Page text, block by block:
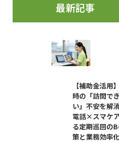
最新記事
【補助金活用
時の「訪問で
い」不安を解
電話×スマケ
る定期巡回の
策と業務効率